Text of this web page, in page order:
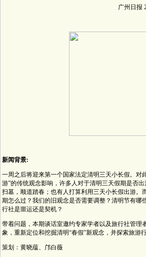
广州日报
新闻背景:
一周之后将迎来第一个国家法定清明三天小长假。对
游”的传统观念影响，许多人对于清明三天假期是否
扫墓，顺道踏春；也有人打算利用三天小长假出游
期怎么过？我们的旧观念是否需要调整？清明节有
行社是噩运还是契机？
带着问题，本期谈话室邀约专家学者以及旅行社管
象，重新定位和挖掘清明“春假”新观念，并探索旅游
策划：黄晓蕴、邝白薇